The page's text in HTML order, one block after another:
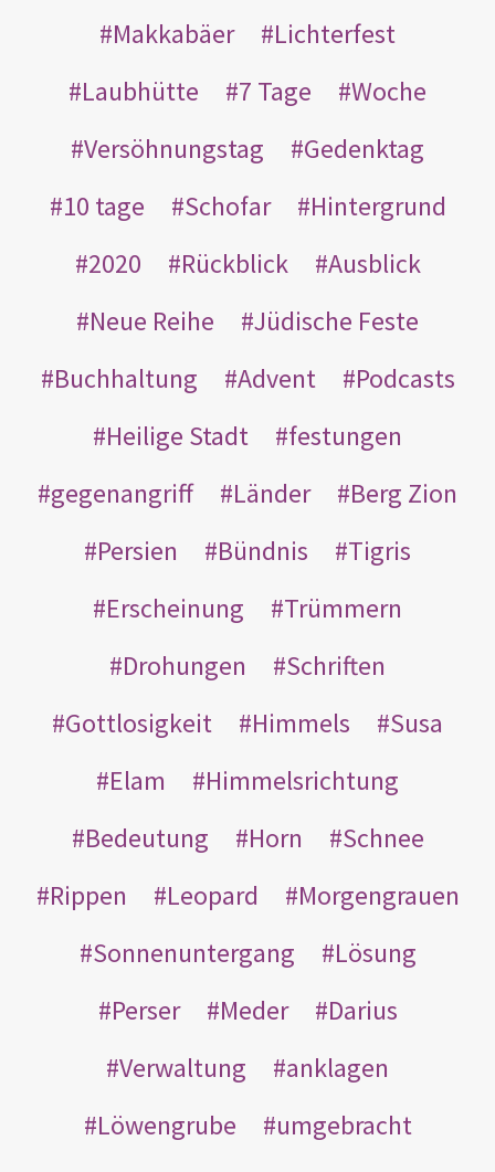
Makkabäer
Lichterfest
Laubhütte
7 Tage
Woche
Versöhnungstag
Gedenktag
10 tage
Schofar
Hintergrund
2020
Rückblick
Ausblick
Neue Reihe
Jüdische Feste
Buchhaltung
Advent
Podcasts
Heilige Stadt
festungen
gegenangriff
Länder
Berg Zion
Persien
Bündnis
Tigris
Erscheinung
Trümmern
Drohungen
Schriften
Gottlosigkeit
Himmels
Susa
Elam
Himmelsrichtung
Bedeutung
Horn
Schnee
Rippen
Leopard
Morgengrauen
Sonnenuntergang
Lösung
Perser
Meder
Darius
Verwaltung
anklagen
Löwengrube
umgebracht